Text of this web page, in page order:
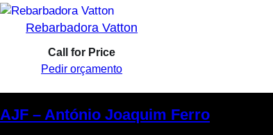
Rebarbadora Vatton
Call for Price
Pedir orçamento
AJF – António Joaquim Ferro